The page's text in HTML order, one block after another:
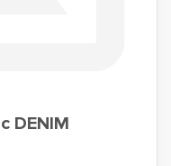
DENIM